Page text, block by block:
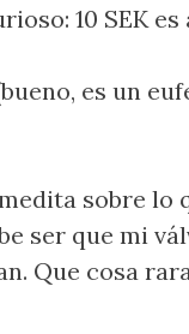
10 SEK
es un
sobre lo
ser que mi
Que cosa